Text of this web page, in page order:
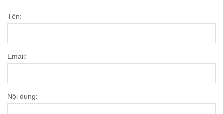
Tên:
Email:
Nội dung: